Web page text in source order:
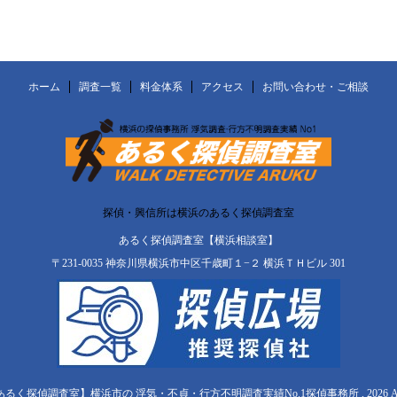
ホーム 調査一覧 料金体系 アクセス お問い合わせ・ご相談
探偵・興信所は横浜のあるく探偵調査室
あるく探偵調査室【横浜相談室】
〒231-0035 神奈川県横浜市中区千歳町１−２ 横浜ＴＨビル 301
く探偵調査室】横浜市の 浮気・不貞・行方不明調査実績No.1探偵事務所 , 2026